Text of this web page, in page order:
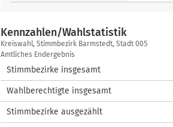
Kennzahlen/Wahlstatistik
Kennzahlen/Wahlstatistik
Kreiswahl, Stimmbezirk Barmstedt, Stadt 005
Amtliches Endergebnis
Stimmbezirke insgesamt
Wahlberechtigte insgesamt
Stimmbezirke ausgezählt